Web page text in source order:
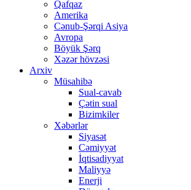
Qafqaz
Amerika
Cənub-Şərqi Asiya
Avropa
Böyük Şərq
Xəzər hövzəsi
Arxiv
Müsahibə
Sual-cavab
Çətin sual
Bizimkiler
Xəbərlər
Siyasət
Cəmiyyət
İqtisadiyyat
Maliyyə
Enerji